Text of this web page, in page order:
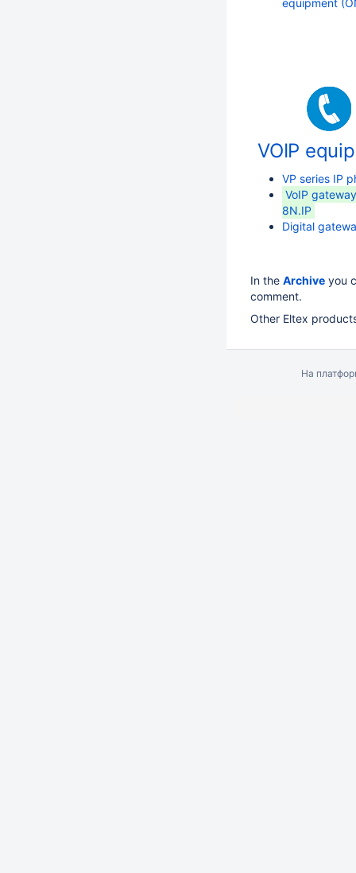
equipment
VOIP
VP series IP
VoIP
8N.IP
Digital
In the Archive you
comment.
Other Eltex
На